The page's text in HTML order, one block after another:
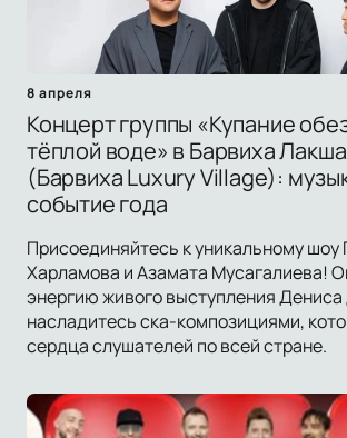
8 апреля
Концерт группы «Купание
тёплой воде» в Барвиха
(Барвиха Luxury Village):
событие года
Присоединяйтесь к уникальному шоу
Харламова и Азамата Мусагалиева!
энергию живого выступления
насладитесь ска-композициями,
сердца слушателей по всей стране.